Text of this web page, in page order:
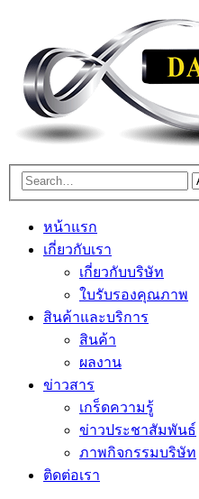
หน้าแรก
เกี่ยวกับเรา
เกี่ยวกับบริษัท
ใบรับรองคุณภาพ
สินค้าและบริการ
สินค้า
ผลงาน
ข่าวสาร
เกร็ดความรู้
ข่าวประชาสัมพันธ์
ภาพกิจกรรมบริษัท
ติดต่อเรา